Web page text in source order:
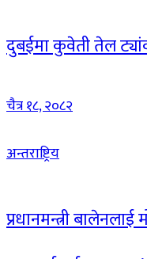
दुबईमा कुवेती तेल
चैत्र १८, २०८२
अन्तराष्ट्रिय
प्रधानमन्त्री